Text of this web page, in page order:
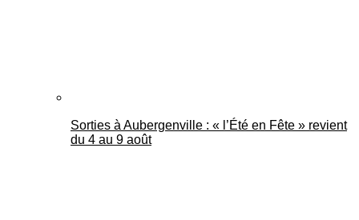
Sorties à Aubergenville : « l’Été en Fête » revient
du 4 au 9 août